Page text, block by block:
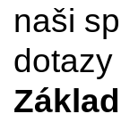
naši